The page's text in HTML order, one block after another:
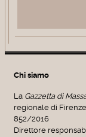
Chi siamo
La Gazzetta di
regionale di
852/2016
Direttore